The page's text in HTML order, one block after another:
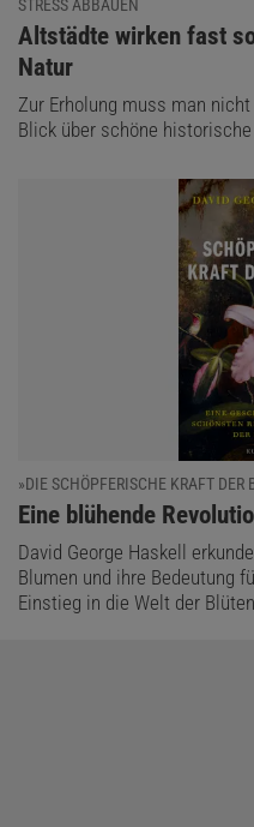
STRESS ABBAUEN
:
Altstädte wirken fast
Natur
Zur Erholung muss man
Blick über schöne
»DIE SCHÖPFERISCHE KRAFT DER
:
Eine blühende
David George Haskell
Blumen und ihre Bedeutung
Einstieg in die Welt der